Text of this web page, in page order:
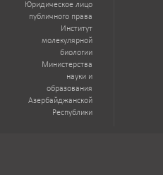
Юридическое лицо
публичного права
Институт
молекулярной
биологии
Министерства
науки и
образования
Азербайджанской
Республики